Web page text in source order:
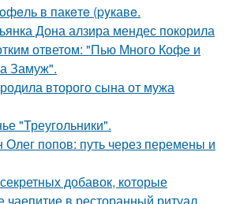
в пакeтe (pyкавe.
Дона алзира мендес покорила
ответом: "Пью Много Кофе и
Замуж".
второго сына от мужа
"Треугольники".
попов: путь через перемены и
добавок, которые